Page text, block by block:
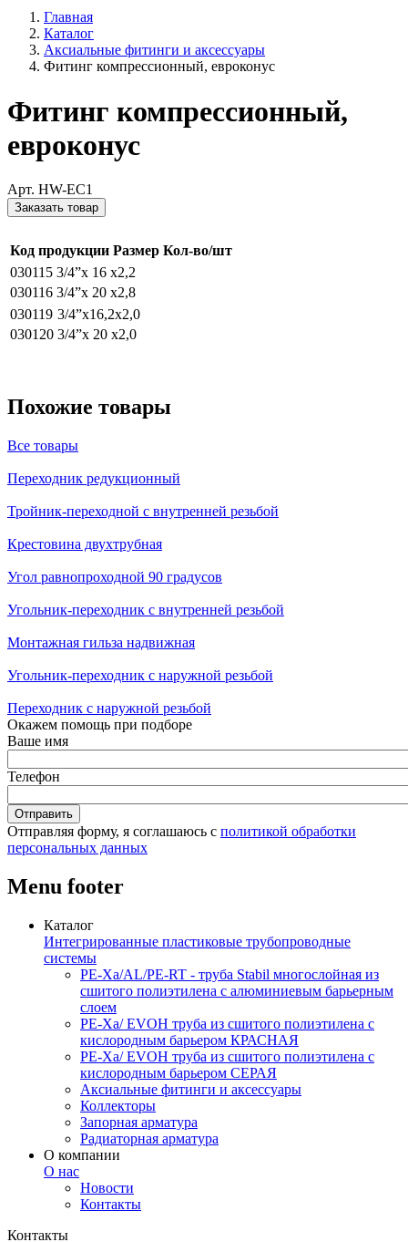
Главная
Каталог
Аксиальные фитинги и аксессуары
Фитинг компрессионный, евроконус
Фитинг компрессионный,
евроконус
Арт. HW-EC1
Заказать товар
Код продукции Размер Кол-во/шт
030115 3/4”x 16 x2,2
030116 3/4”x 20 x2,8
030119 3/4”x16,2x2,0
030120 3/4”x 20 x2,0
Похожие товары
Все товары
Переходник редукционный
Тройник-переходной с внутренней резьбой
Крестовина двухтрубная
Угол равнопроходной 90 градусов
Угольник-переходник с внутренней резьбой
Монтажная гильза надвижная
Угольник-переходник с наружной резьбой
Переходник с наружной резьбой
Окажем помощь при подборе
Ваше имя
Телефон
Отправляя форму, я соглашаюсь с политикой обработки
персональных данных
Menu footer
Каталог
Интегрированные пластиковые трубопроводные
системы
PE-Xa/AL/PE-RT - труба Stabil многослойная из
сшитого полиэтилена с алюминиевым барьерным
слоем
PE-Xa/ EVOH труба из сшитого полиэтилена с
кислородным барьером КРАСНАЯ
PE-Xa/ EVOH труба из сшитого полиэтилена с
кислородным барьером СЕРАЯ
Аксиальные фитинги и аксессуары
Коллекторы
Запорная арматура
Радиаторная арматура
О компании
О нас
Новости
Контакты
Контакты